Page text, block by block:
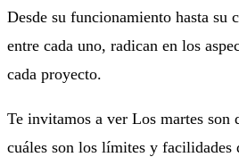
Desde su funcionamiento hasta su
entre cada uno, radican en los
cada proyecto.
Te invitamos a ver Los martes son
cuáles son los límites y